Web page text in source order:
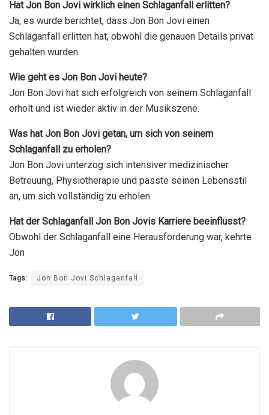
Hat Jon Bon Jovi wirklich einen Schlaganfall erlitten?
Ja, es wurde berichtet, dass Jon Bon Jovi einen
Schlaganfall erlitten hat, obwohl die genauen Details privat
gehalten wurden.
Wie geht es Jon Bon Jovi heute?
Jon Bon Jovi hat sich erfolgreich von seinem Schlaganfall
erholt und ist wieder aktiv in der Musikszene.
Was hat Jon Bon Jovi getan, um sich von seinem
Schlaganfall zu erholen?
Jon Bon Jovi unterzog sich intensiver medizinischer
Betreuung, Physiotherapie und passte seinen Lebensstil
an, um sich vollständig zu erholen.
Hat der Schlaganfall Jon Bon Jovis Karriere beeinflusst?
Obwohl der Schlaganfall eine Herausforderung war, kehrte
Jon
Tags: Jon Bon Jovi Schlaganfall